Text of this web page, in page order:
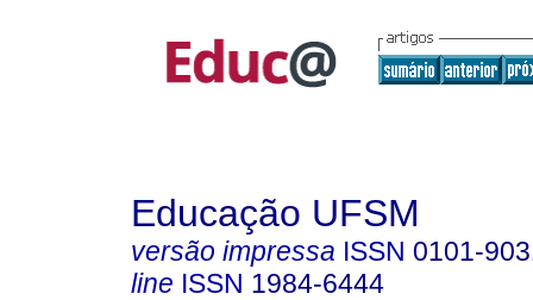
Educação UFSM
versão impressa ISSN 0101-
line ISSN 1984-6444